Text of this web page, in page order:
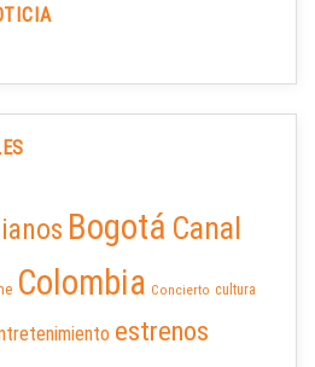
Bogotá Canal
Colombia Concierto cultura
estrenos